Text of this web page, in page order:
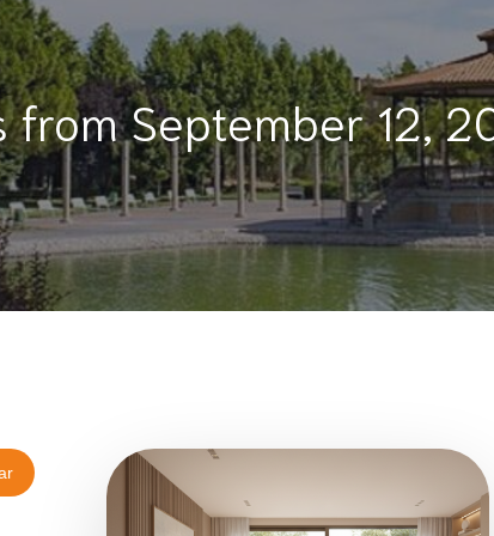
from September 12,